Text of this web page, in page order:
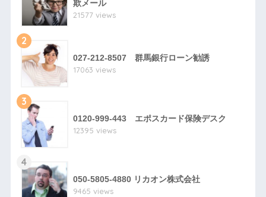
欺メール
21577 views
2
027-212-8507 群馬銀行ローン勧誘
17063 views
3
0120-999-443 エポスカード保険デスク
12395 views
4
050-5805-4880 リカオン株式会社
9465 views